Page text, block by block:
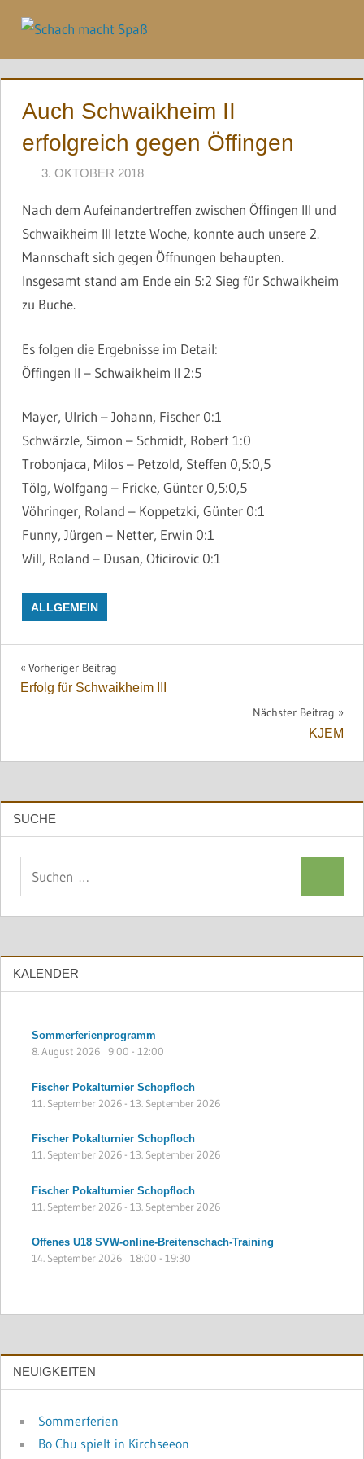
Inhalt
springen
Auch Schwaikheim II
erfolgreich gegen Öffingen
3. OKTOBER 2018
Nach dem Aufeinandertreffen zwischen Öffingen III und
Schwaikheim III letzte Woche, konnte auch unsere 2.
Mannschaft sich gegen Öffnungen behaupten.
Insgesamt stand am Ende ein 5:2 Sieg für Schwaikheim
zu Buche.
Es folgen die Ergebnisse im Detail:
Öffingen II – Schwaikheim II 2:5
Mayer, Ulrich – Johann, Fischer 0:1
Schwärzle, Simon – Schmidt, Robert 1:0
Trobonjaca, Milos – Petzold, Steffen 0,5:0,5
Tölg, Wolfgang – Fricke, Günter 0,5:0,5
Vöhringer, Roland – Koppetzki, Günter 0:1
Funny, Jürgen – Netter, Erwin 0:1
Will, Roland – Dusan, Oficirovic 0:1
ALLGEMEIN
Beitragsnavigation
Vorheriger Beitrag
Erfolg für Schwaikheim III
Nächster Beitrag
KJEM
SUCHE
KALENDER
Sommerferienprogramm
8. August 2026 9:00 - 12:00
Fischer Pokalturnier Schopfloch
11. September 2026- 13. September 2026
Fischer Pokalturnier Schopfloch
11. September 2026- 13. September 2026
Fischer Pokalturnier Schopfloch
11. September 2026- 13. September 2026
Offenes U18 SVW-online-Breitenschach-Training
14. September 2026 18:00 - 19:30
NEUIGKEITEN
Sommerferien
Bo Chu spielt in Kirchseeon